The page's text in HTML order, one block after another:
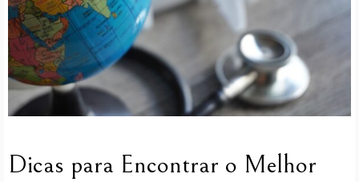
Dicas para Encontrar o Melhor